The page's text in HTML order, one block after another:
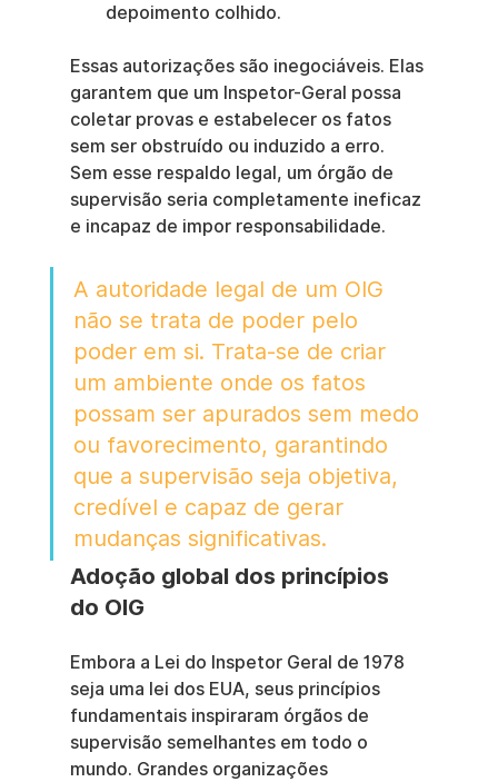
depoimento colhido.
Essas autorizações são inegociáveis. Elas
garantem que um Inspetor-Geral possa
coletar provas e estabelecer os fatos
sem ser obstruído ou induzido a erro.
Sem esse respaldo legal, um órgão de
supervisão seria completamente ineficaz
e incapaz de impor responsabilidade.
A autoridade legal de um OIG
não se trata de poder pelo
poder em si. Trata-se de criar
um ambiente onde os fatos
possam ser apurados sem medo
ou favorecimento, garantindo
que a supervisão seja objetiva,
credível e capaz de gerar
mudanças significativas.
Adoção global dos princípios
do OIG
Embora a Lei do Inspetor Geral de 1978
seja uma lei dos EUA, seus princípios
fundamentais inspiraram órgãos de
supervisão semelhantes em todo o
mundo. Grandes organizações